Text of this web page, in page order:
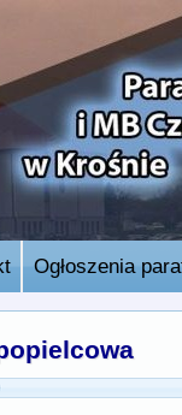
Ogłoszenia